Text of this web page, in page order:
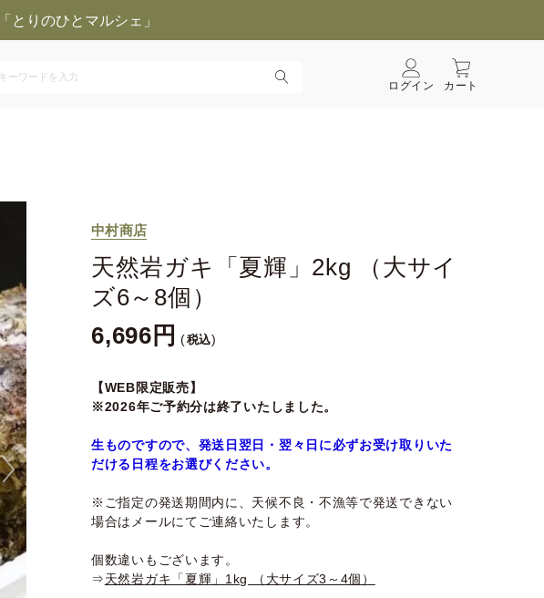
りのひとマルシェ」
ログイン カート
中村商店
天然岩ガキ「夏輝」2kg （大サイ
ズ6～8個）
6,696
税込
【WEB限定販売】
※2026年ご予約分は終了いたしました。
生ものですので、発送日翌日・翌々日に必ずお受け取りいた
だける日程をお選びください。
※ご指定の発送期間内に、天候不良・不漁等で発送できない
場合はメールにてご連絡いたします。
個数違いもございます。
⇒天然岩ガキ「夏輝」1kg （大サイズ3～4個）